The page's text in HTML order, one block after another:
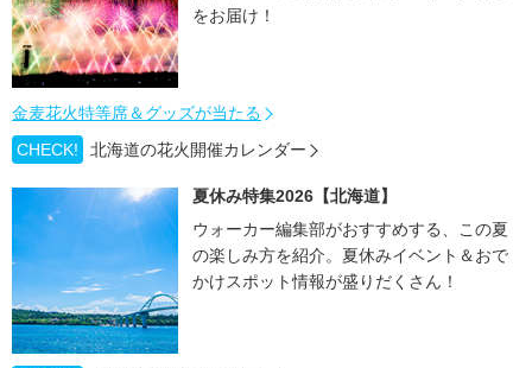
をお届け！
金麦花火特等席＆グッズが当たる
CHECK!
北海道の花火開催カレンダー
夏休み特集2026【北海道】
ウォーカー編集部がおすすめする、この夏
の楽しみ方を紹介。夏休みイベント＆おで
かけスポット情報が盛りだくさん！